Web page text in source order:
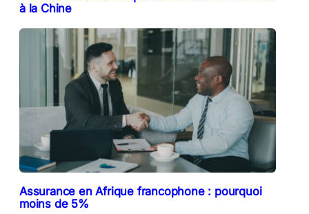
à la Chine
Assurance en Afrique francophone : pourquoi
moins de 5%